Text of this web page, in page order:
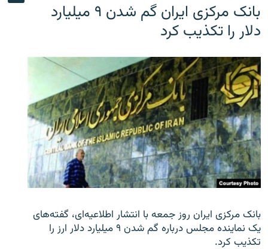
بانک مرکزی ایران گم شدن ۹ میلیارد
دلار را تکذیب کرد
بانک مرکزی ایران روز جمعه با انتشار اطلاعیه‌ای، گفته‌های
یک نماینده مجلس درباره گم شدن ۹ میلیارد دلار ارز را
تکذیب کرد.